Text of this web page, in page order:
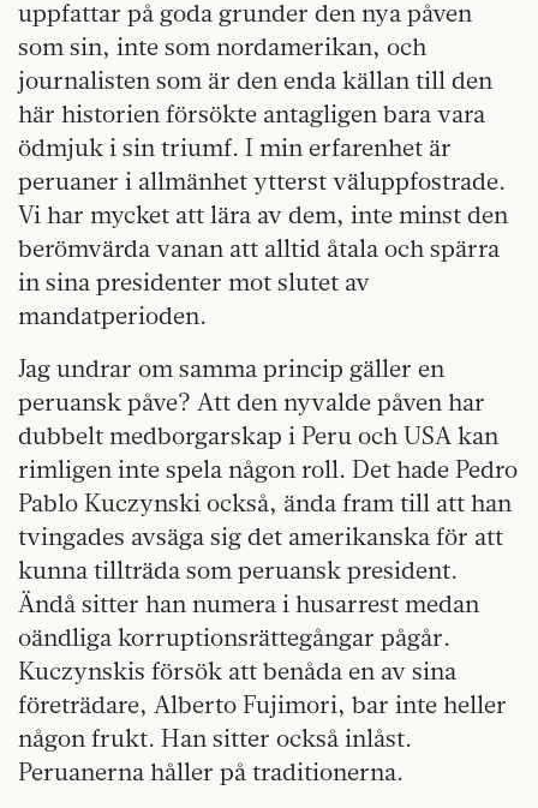
uppfattar på goda grunder den nya påven
som sin, inte som nordamerikan, och
journalisten som är den enda källan till den
här historien försökte antagligen bara vara
ödmjuk i sin triumf. I min erfarenhet är
peruaner i allmänhet ytterst väluppfostrade.
Vi har mycket att lära av dem, inte minst den
berömvärda vanan att alltid åtala och spärra
in sina presidenter mot slutet av
mandatperioden.
Jag undrar om samma princip gäller en
peruansk påve? Att den nyvalde påven har
dubbelt medborgarskap i Peru och USA kan
rimligen inte spela någon roll. Det hade Pedro
Pablo Kuczynski också, ända fram till att han
tvingades avsäga sig det amerikanska för att
kunna tillträda som peruansk president.
Ändå sitter han numera i husarrest medan
oändliga korruptionsrättegångar pågår.
Kuczynskis försök att benåda en av sina
företrädare, Alberto Fujimori, bar inte heller
någon frukt. Han sitter också inlåst.
Peruanerna håller på traditionerna.